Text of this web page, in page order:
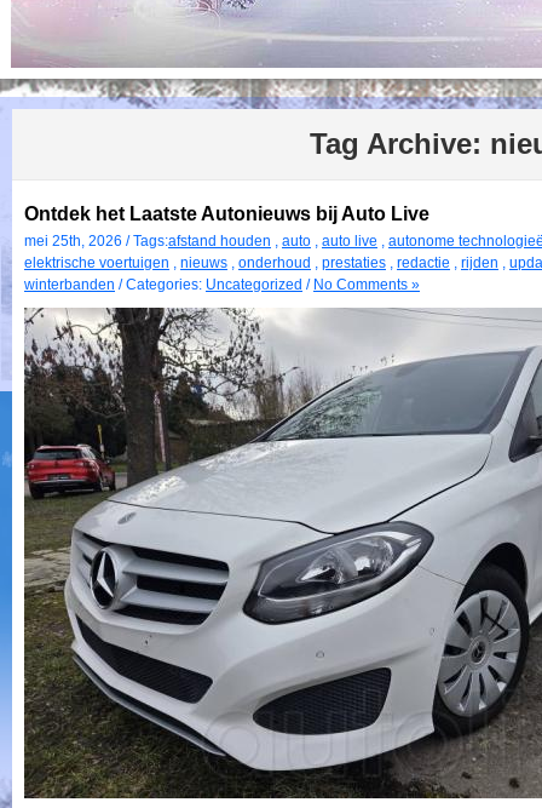
Tag Archive:
Ontdek het Laatste Autonieuws bij Auto Live
mei 25th, 2026 / Tags:afstand houden , auto , auto live , autonome
elektrische voertuigen , nieuws , onderhoud , prestaties , redactie , rijden ,
winterbanden / Categories: Uncategorized / No Comments »